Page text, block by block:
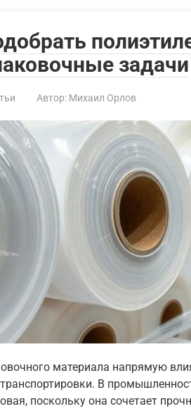
задачи
Автор: Михаил Орлов
материала напрямую
В
поскольку она сочетает